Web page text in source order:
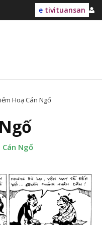
e tivituansan
Hoạ Cán Ngố
Ngố